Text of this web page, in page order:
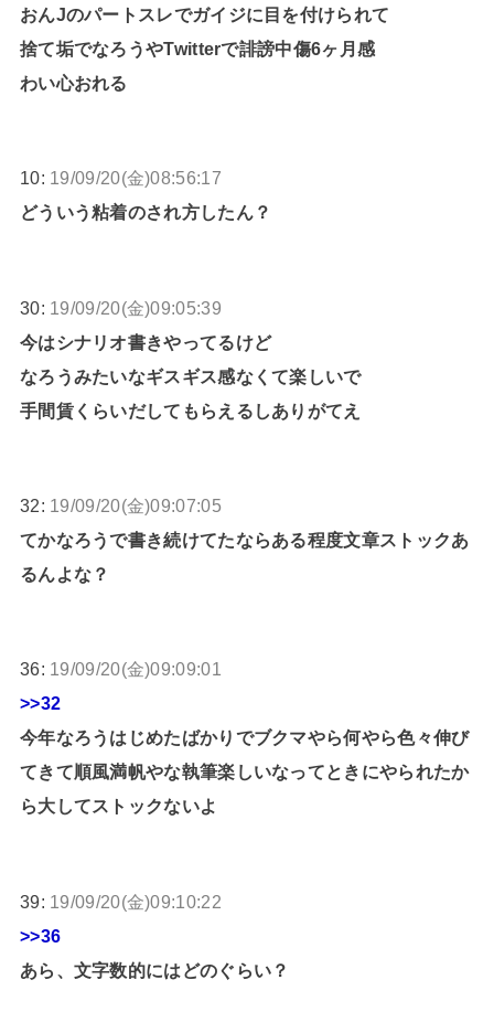
おんJのパートスレでガイジに目を付けられて
捨て垢でなろうやTwitterで誹謗中傷6ヶ月感
わい心おれる
10: 19/09/20(金)08:56:17
どういう粘着のされ方したん？
30: 19/09/20(金)09:05:39
今はシナリオ書きやってるけど
なろうみたいなギスギス感なくて楽しいで
手間賃くらいだしてもらえるしありがてえ
32: 19/09/20(金)09:07:05
てかなろうで書き続けてたならある程度文章ストックあ
るんよな？
36: 19/09/20(金)09:09:01
>>32
今年なろうはじめたばかりでブクマやら何やら色々伸び
てきて順風満帆やな執筆楽しいなってときにやられたか
ら大してストックないよ
39: 19/09/20(金)09:10:22
>>36
あら、文字数的にはどのぐらい？